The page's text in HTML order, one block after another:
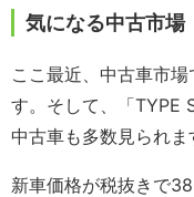
気になる中古市場
ここ最近、中古車市
す。そして、「TYPE
中古車も多数見られま
新車価格が税抜きで